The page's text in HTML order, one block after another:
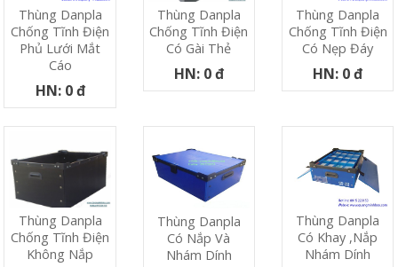
Thùng Danpla
Chống Tĩnh Điện
Phủ Lưới Mắt
Cáo
HN: 0 đ
Thùng Danpla
Chống Tĩnh Điện
Có Gài Thẻ
HN: 0 đ
Thùng Danpla
Chống Tĩnh Điện
Có Nẹp Đáy
HN: 0 đ
Thùng Danpla
Chống Tĩnh Điện
Không Nắp
Thùng Danpla
Có Nắp Và
Nhám Dính
Thùng Danpla
Có Khay ,nắp
Nhám Dính